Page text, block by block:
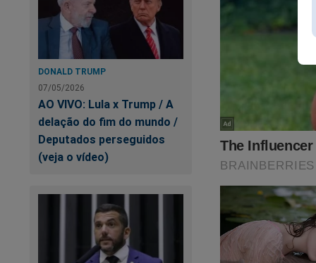
DONALD TRUMP
07/05/2026
AO VIVO: Lula x Trump / A
delação do fim do mundo /
Deputados perseguidos
(veja o vídeo)
covardes.
a perda
eleitoral,
cassar.
invadir
o seguinte: